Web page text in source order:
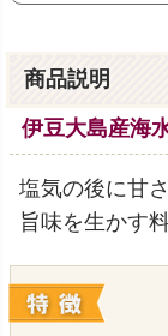
商品説明
伊豆大島産海
塩気の後に甘
旨味を生かす料